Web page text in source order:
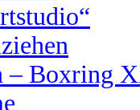
– Boxring